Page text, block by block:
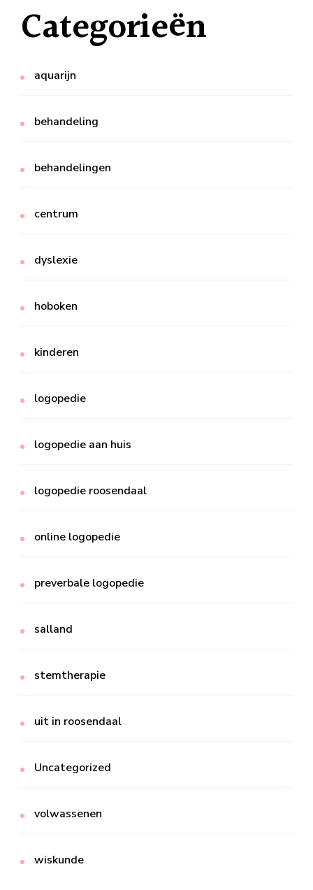
Categorieën
aquarijn
behandeling
behandelingen
centrum
dyslexie
hoboken
kinderen
logopedie
logopedie aan huis
logopedie roosendaal
online logopedie
preverbale logopedie
salland
stemtherapie
uit in roosendaal
Uncategorized
volwassenen
wiskunde